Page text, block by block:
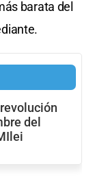
barata del
del